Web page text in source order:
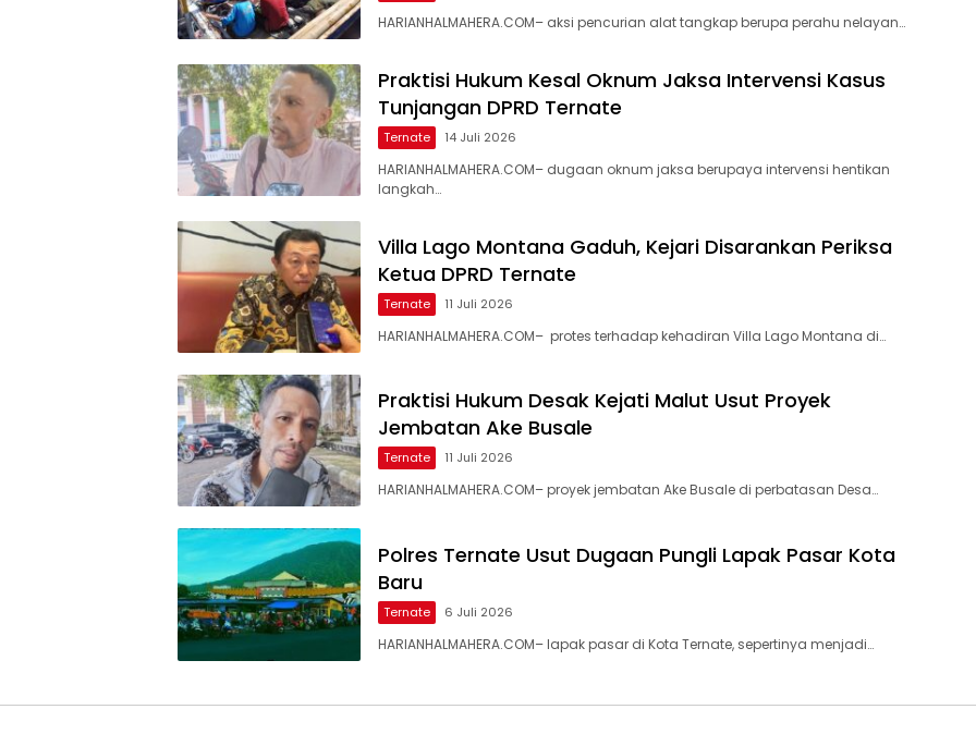
HARIANHALMAHERA.COM– aksi pencurian alat tangkap berupa perahu nelayan…
Praktisi Hukum Kesal Oknum Jaksa Intervensi Kasus
Tunjangan DPRD Ternate
Ternate 14 Juli 2026
HARIANHALMAHERA.COM– dugaan oknum jaksa berupaya intervensi hentikan
langkah…
Villa Lago Montana Gaduh, Kejari Disarankan Periksa
Ketua DPRD Ternate
Ternate 11 Juli 2026
HARIANHALMAHERA.COM– protes terhadap kehadiran Villa Lago Montana di…
Praktisi Hukum Desak Kejati Malut Usut Proyek
Jembatan Ake Busale
Ternate 11 Juli 2026
HARIANHALMAHERA.COM– proyek jembatan Ake Busale di perbatasan Desa…
Polres Ternate Usut Dugaan Pungli Lapak Pasar Kota
Baru
Ternate 6 Juli 2026
HARIANHALMAHERA.COM– lapak pasar di Kota Ternate, sepertinya menjadi…